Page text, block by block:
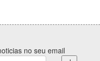
no seu email